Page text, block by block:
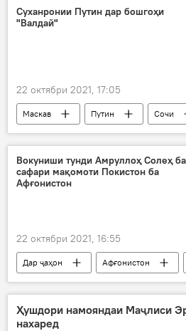
Суханронии Путин дар бошгоҳи
"Валдай"
22 октябри 2021, 17:05
Маскав Путин
Сочи
Дар Русия
Вокуниши тунди Амруллоҳ Солеҳ ба
сафари мақомоти Покистон ба
Афғонистон
22 октябри 2021, 16:55
Дар ҷаҳон Афғонистон
Покистон
Амруллоҳ Солеҳ
Ҳушдори намояндаи Маҷлиси
нахаред